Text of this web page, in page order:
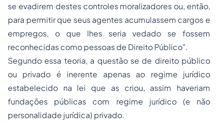
se evadirem destes controles moralizadores ou, então,
para permitir que seus agentes acumulassem cargos e
empregos, o que lhes seria vedado se fossem
reconhecidas como pessoas de Direito Público".
Segundo essa teoria, a questão se de direito público
ou privado é inerente apenas ao regime jurídico
estabelecido na lei que as criou, assim haveriam
fundações públicas com regime jurídico (e não
personalidade jurídica) privado.